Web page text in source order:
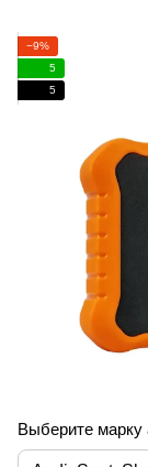
−9%
5
5
Выберите марку